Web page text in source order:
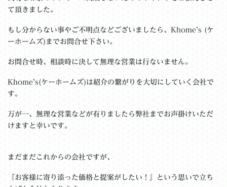
て頂きました。
もし分からない事やご不明点などございましたら、Khome’s (ケ
ーホームズ)までお問合せ下さい。
お問合せ時、相談時に決して無理な営業は行ないません。
Khome’s(ケーホームズ)は紹介の繋がりを大切にしていく会社で
す。
万が一、無理な営業などが有りましたら弊社までお声掛けいただ
けますと幸いです。
まだまだこれからの会社ですが、
『お客様に寄り添った価格と提案がしたい！』という思いで立ち